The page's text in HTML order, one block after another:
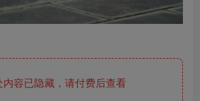
容已隐藏，请付费后查看